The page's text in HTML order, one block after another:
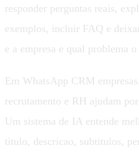
responder perguntas reais,
exemplos, incluir FAQ e
e a empresa e qual problema
Em WhatsApp CRM
recrutamento e RH ajudam
Um sistema de IA entende
titulo, descricao, subtitulos,